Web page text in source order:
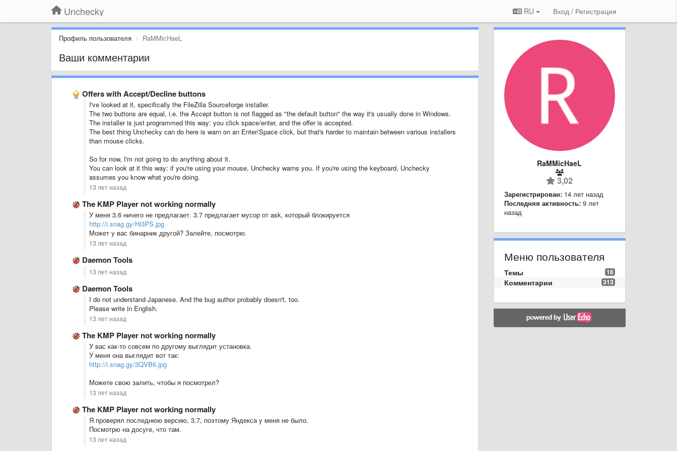
Unchecky RU Вход / Регистрация
Профиль пользователя RaMMicHaeL
Ваши комментарии
Offers with Accept/Decline buttons
I've looked at it, specifically the FileZilla Sourceforge installer.
The two buttons are equal, i.e. the Accept button is not flagged as "the default button" the way it's usually done in Windows.
The installer is just programmed this way: you click space/enter, and the offer is accepted.
The best thing Unchecky can do here is warn on an Enter/Space click, but that's harder to maintain between various installers
than mouse clicks.
So for now, I'm not going to do anything about it.
You can look at it this way: if you're using your mouse, Unchecky warns you. If you're using the keyboard, Unchecky
assumes you know what you're doing.
13 лет назад
The KMP Player not working normally
У меня 3.6 ничего не предлагает. 3.7 предлагает мусор от ask, который блокируется
http://i.snag.gy/Hi3PS.jpg
Может у вас бинарник другой? Залейте, посмотрю.
13 лет назад
Daemon Tools
13 лет назад
Daemon Tools
I do not understand Japanese. And the bug author probably doesn't, too.
Please write in English.
13 лет назад
The KMP Player not working normally
У вас как-то совсем по другому выглядит установка.
У меня она выглядит вот так:
http://i.snag.gy/3QVB6.jpg
Можете свою залить, чтобы я посмотрел?
13 лет назад
The KMP Player not working normally
Я проверял последнюю версию, 3.7, поэтому Яндекса у меня не было.
Посмотрю на досуге, что там.
13 лет назад
RaMMicHaeL
3,02
Зарегистрирован: 14 лет назад
Последняя активность: 9 лет
назад
Меню пользователя
16
Темы
313
Комментарии